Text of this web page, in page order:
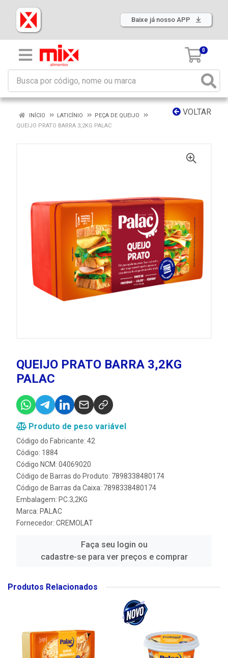
Baixe já nosso APP
0
VOLTAR
INÍCIO LATICÍNIO
PEÇA DE QUEIJO
QUEIJO PRATO BARRA 3,2KG PALAC
QUEIJO PRATO BARRA 3,2KG
PALAC
Produto de peso variável
Código do Fabricante: 42
Código: 1884
Código NCM: 04069020
Código de Barras do Produto: 7898338480174
Código de Barras da Caixa: 7898338480174
Embalagem: PC.3,2KG
Marca: PALAC
Fornecedor: CREMOLAT
Faça seu login ou
cadastre-se para ver preços e comprar
Produtos Relacionados